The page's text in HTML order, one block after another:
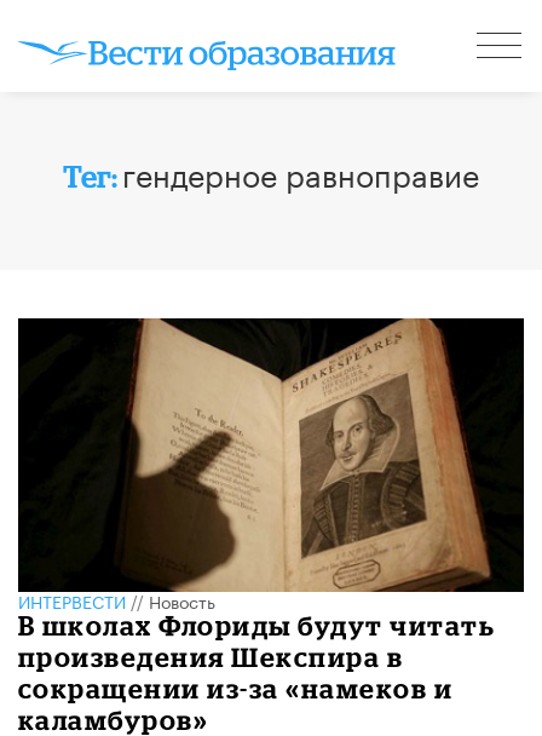
Тег: гендерное равноправие
ИНТЕРВЕСТИ//Новость
В школах Флориды будут читать
произведения Шекспира в
сокращении из-за «намеков и
каламбуров»